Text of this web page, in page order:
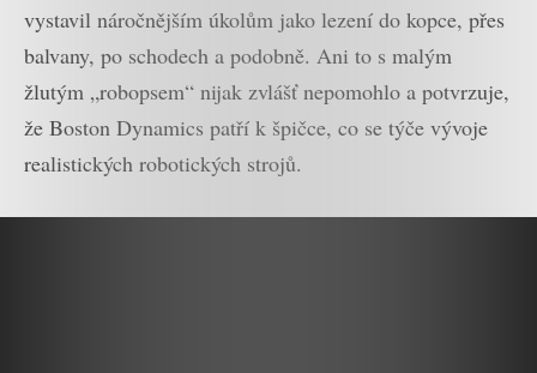
vystavil náročnějším úkolům jako lezení do kopce, přes
balvany, po schodech a podobně. Ani to s malým
žlutým „robopsem“ nijak zvlášť nepomohlo a potvrzuje,
že Boston Dynamics patří k špičce, co se týče vývoje
realistických robotických strojů.